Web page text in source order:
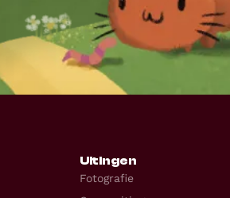
Uitingen
Fotografie